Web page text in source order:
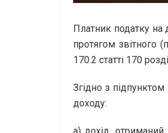
Платник податку на
протягом звітного
170.2 статті 170
Згідно з
доходу: